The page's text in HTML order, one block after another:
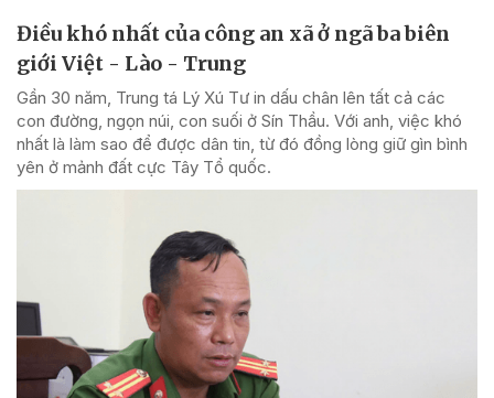
Điều khó nhất của công an xã ở ngã ba biên
giới Việt - Lào - Trung
Gần 30 năm, Trung tá Lý Xú Tư in dấu chân lên tất cả các
con đường, ngọn núi, con suối ở Sín Thầu. Với anh, việc khó
nhất là làm sao để được dân tin, từ đó đồng lòng giữ gìn bình
yên ở mảnh đất cực Tây Tổ quốc.